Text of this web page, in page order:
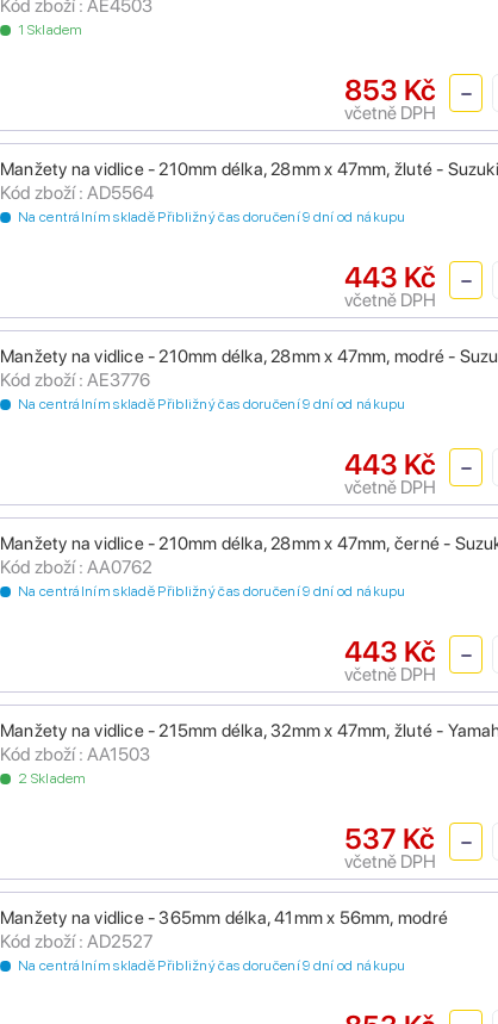
Kód zboží : AE4503
1 Skladem
853 Kč
včetně DPH
Manžety na vidlice - 210mm délka, 28mm x 47mm, žluté -
Kód zboží : AD5564
Na centrálním skladě Přibližný čas doručení 9 dní od nákupu
443 Kč
včetně DPH
Manžety na vidlice - 210mm délka, 28mm x 47mm, modré -
Kód zboží : AE3776
Na centrálním skladě Přibližný čas doručení 9 dní od nákupu
443 Kč
včetně DPH
Manžety na vidlice - 210mm délka, 28mm x 47mm, černé -
Kód zboží : AA0762
Na centrálním skladě Přibližný čas doručení 9 dní od nákupu
443 Kč
včetně DPH
Manžety na vidlice - 215mm délka, 32mm x 47mm, žluté -
Kód zboží : AA1503
2 Skladem
537 Kč
včetně DPH
Manžety na vidlice - 365mm délka, 41mm x 56mm, modré
Kód zboží : AD2527
Na centrálním skladě Přibližný čas doručení 9 dní od nákupu